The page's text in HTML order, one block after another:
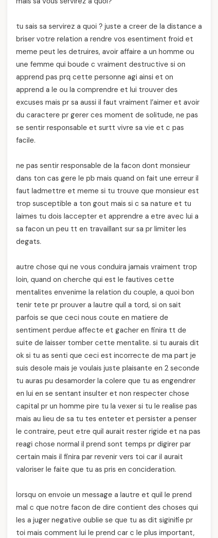
tu sais sa servirez a quoi ? juste a creer de la distance a
briser votre relation a rendre vos esentiment froid et
meme peut les detruires, avoir affaire a un homme ou
une femme qui boude c vraiment destructive si on
apprend pas prq cette personne agi ainsi et on
apprend a le ou la comprendre et lui trouver des
excuses mais pr sa aussi il faut vraiment l’aimer et avoir
du caractere pr gerer ces moment de solitude, ne pas
se sentir responsable et surtt vivre sa vie et c pas
facile.
ne pas sentir responsable de la facon dont monsieur
dans ton cas gere le pb mais quand on fait une erreur il
faut ladmettre et meme si tu trouve que monsieur est
trop susceptible a ton gout mais si c sa nature et tu
laimes tu dois laccepter et apprendre a etre avec lui a
sa facon un peu tt en travaillant sur sa pr limiter les
degats.
autre chose qui ne vous conduira jamais vraiment trop
loin, quand on cherche qui est le fautives cette
mentalites envenime la relation du couple, a quoi bon
tenir tete pr prouver a lautre quil a tord, si on sait
parfois se que ceci nous coute en matiere de
sentiment perdue affecte et gacher en finira tt de
suite de laisser tomber cette mentalite. si tu aurais dit
ok si tu as senti que ceci est incorrecte de ma part je
suis desole mais je voulais juste plaisante en 2 seconde
tu auras pu desamorder la colere que tu as engendrer
en lui en se sentant insulter et non respecter chose
capital pr un homme pire tu la vexer si tu le realise pas
mais au lieu de sa tu tes enteter et persister a penser
le contraire, peut etre quil aurait rester rigide et na pas
reagi chose normal il prend sont temps pr digirer par
certain mais il finira par revenir vers toi car il aurait
valoriser le faite que tu as pris en concideration.
lorsqu on envoie un message a lautre et quil le prend
mal c que notre facon de dire contient des choses qui
les a juger negative oublie se que tu as dit siginifie pr
toi mais comment lui le prend car c le plus important,